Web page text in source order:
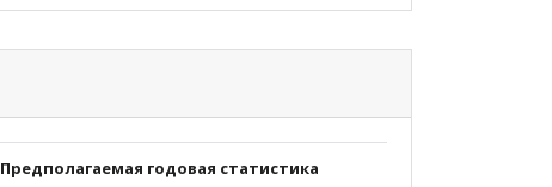
Предполагаемая годовая статистика